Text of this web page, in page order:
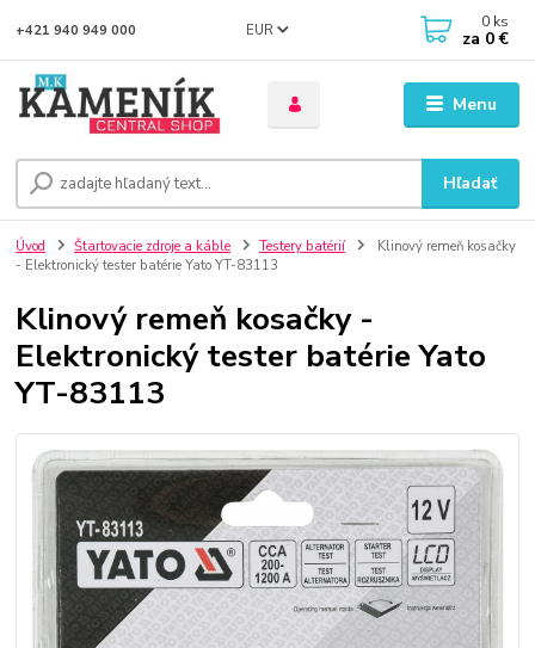
Menu
EUR
Hľadať
+421 940 949 000 0 ks
za 0 €
Úvod Štartovacie zdroje a káble Testery batérií
Klinový remeň kosačky
- Elektronický tester batérie Yato YT-83113
Klinový remeň kosačky -
Elektronický tester batérie Yato
YT-83113